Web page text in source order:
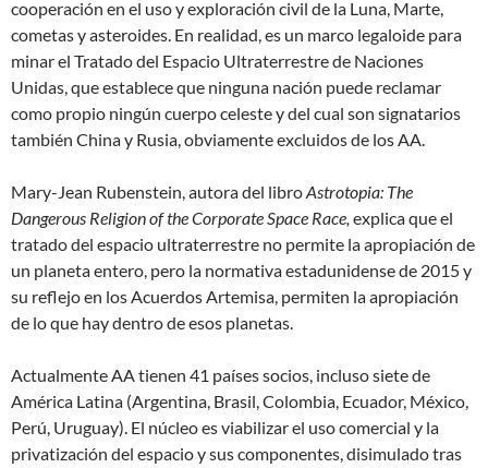
cooperación en el uso y exploración civil de la Luna, Marte,
cometas y asteroides. En realidad, es un marco legaloide para
minar el Tratado del Espacio Ultraterrestre de Naciones
Unidas, que establece que ninguna nación puede reclamar
como propio ningún cuerpo celeste y del cual son signatarios
también China y Rusia, obviamente excluidos de los AA.
Mary-Jean Rubenstein, autora del libroAstrotopia: The
Dangerous Religion of the Corporate Space Race, explica que el
tratado del espacio ultraterrestre no permite la apropiación de
un planeta entero, pero la normativa estadunidense de 2015 y
su reflejo en los Acuerdos Artemisa, permiten la apropiación
de lo que hay dentro de esos planetas.
Actualmente AA tienen 41 países socios, incluso siete de
América Latina (Argentina, Brasil, Colombia, Ecuador, México,
Perú, Uruguay). El núcleo es viabilizar el uso comercial y la
privatización del espacio y sus componentes, disimulado tras